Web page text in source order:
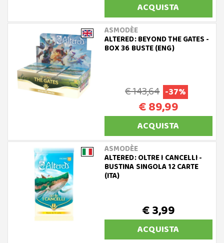
ACQUISTA
ASMODÈE
ALTERED: BEYOND THE GATES -
BOX 36 BUSTE (ENG)
€ 143,64 -37%
€ 89,99
ACQUISTA
ASMODÈE
ALTERED: OLTRE I CANCELLI -
BUSTINA SINGOLA 12 CARTE
(ITA)
€ 3,99
ACQUISTA